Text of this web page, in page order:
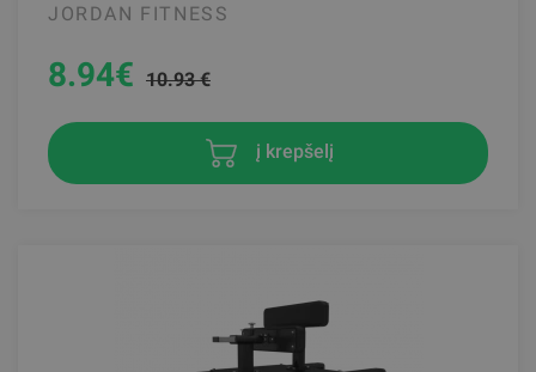
JORDAN FITNESS
8.94€ 10.93 €
į krepšelį